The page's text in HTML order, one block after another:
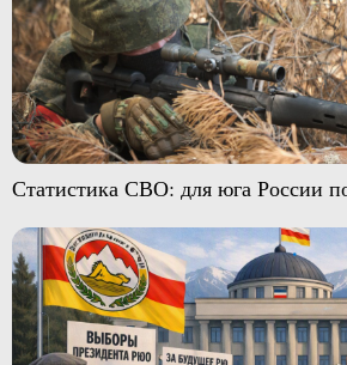
Статистика СВО: для юга России